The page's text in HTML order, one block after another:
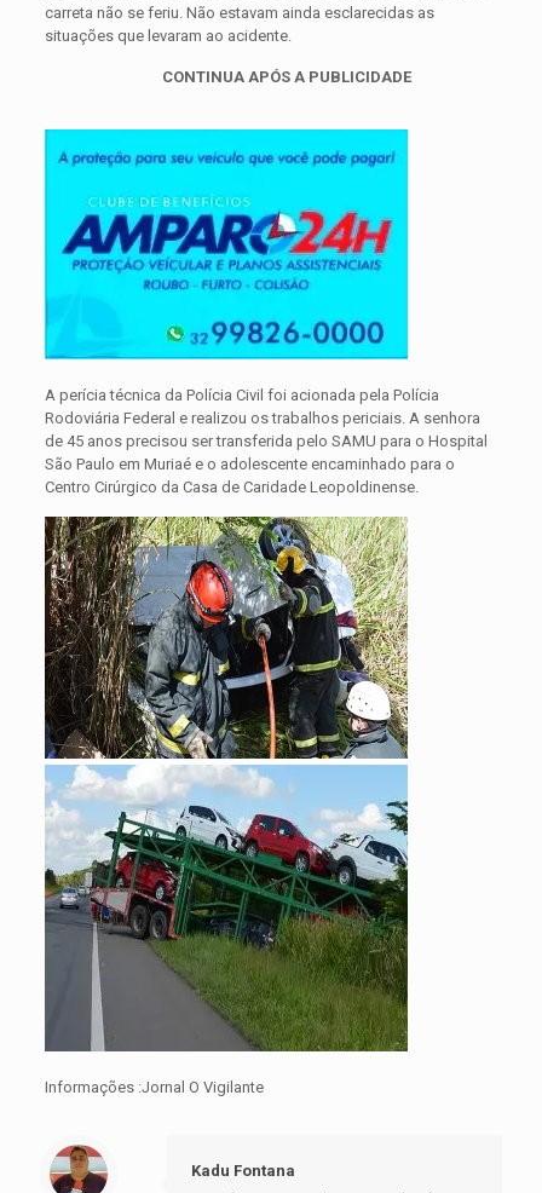
carreta não se feriu. Não estavam ainda esclarecidas as
situações que levaram ao acidente.
CONTINUA APÓS A PUBLICIDADE
A perícia técnica da Polícia Civil foi acionada pela Polícia
Rodoviária Federal e realizou os trabalhos periciais. A senhora
de 45 anos precisou ser transferida pelo SAMU para o Hospital
São Paulo em Muriaé e o adolescente encaminhado para o
Centro Cirúrgico da Casa de Caridade Leopoldinense.
Informações :Jornal O Vigilante
Kadu Fontana